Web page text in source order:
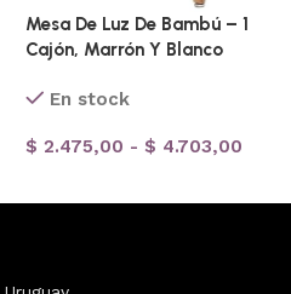
Mesa De Luz De Bambú – 1
Cajón, Marrón Y Blanco
En stock
$ 2.475,00 - $ 4.703,00